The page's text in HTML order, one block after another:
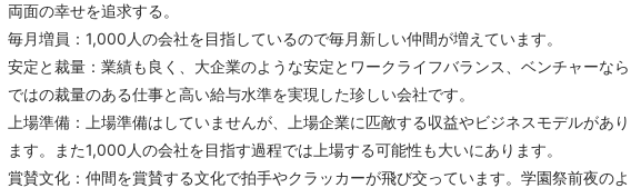
両面の幸せを追求する。
毎月増員：1,000人の会社を目指しているので毎月新しい仲間が増えています。
安定と裁量：業績も良く、大企業のような安定とワークライフバランス、ベンチャーなら
ではの裁量のある仕事と高い給与水準を実現した珍しい会社です。
上場準備：上場準備はしていませんが、上場企業に匹敵する収益やビジネスモデルがあり
ます。また1,000人の会社を目指す過程では上場する可能性も大いにあります。
賞賛文化：仲間を賞賛する文化で拍手やクラッカーが飛び交っています。学園祭前夜のよ